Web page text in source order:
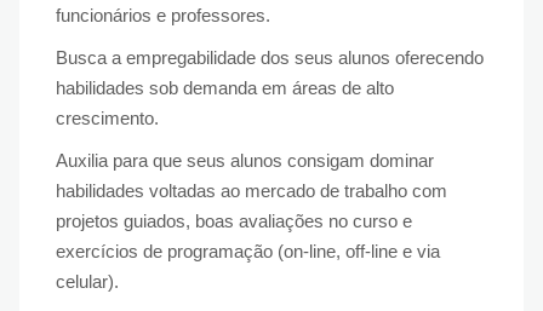
funcionários e professores.
Busca a empregabilidade dos seus alunos oferecendo
habilidades sob demanda em áreas de alto
crescimento.
Auxilia para que seus alunos consigam dominar
habilidades voltadas ao mercado de trabalho com
projetos guiados, boas avaliações no curso e
exercícios de programação (on-line, off-line e via
celular).